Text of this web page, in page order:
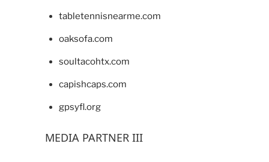
tabletennisnearme.com
oaksofa.com
soultacohtx.com
capishcaps.com
gpsyfl.org
MEDIA PARTNER III